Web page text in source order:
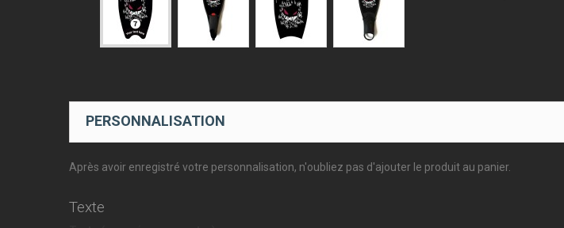
PERSONNALISATION
Après avoir enregistré votre personnalisation, n'oubliez pas d'ajouter le produit au panier.
Texte